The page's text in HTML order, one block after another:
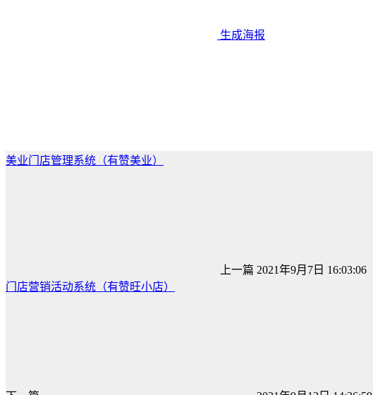
生成海报
美业门店管理系统（有赞美业）
上一篇 2021年9月7日 16:03:06
门店营销活动系统（有赞旺小店）